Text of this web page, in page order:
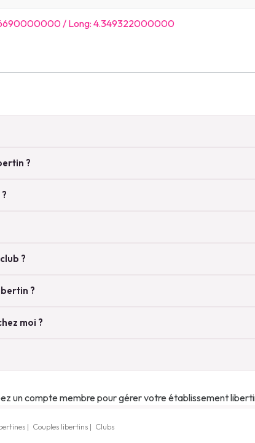
/ Long: 4.349322000000
?
?
?
moi ?
un compte membre pour gérer votre établissement
| Couples libertins | Clubs